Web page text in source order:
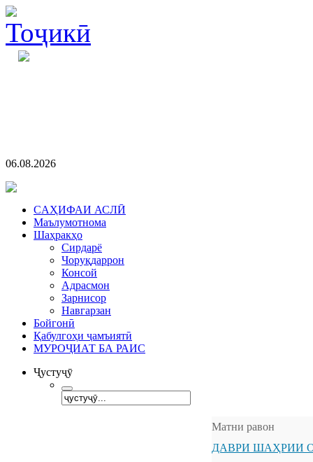
06.08.2026
CАҲИФАИ АСЛӢ
Маълумотнома
Шаҳракҳо
Сирдарё
Чоруқдаррон
Консой
Адрасмон
Зарнисор
Навгарзан
Бойгонӣ
Қабулгоҳи ҷамъиятӣ
МУРОҶИАТ БА РАИС
Ҷустуҷӯ
Матни равон
ДАВРИ ШАҲРИИ